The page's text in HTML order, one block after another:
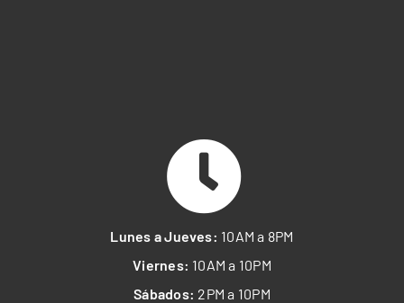
Lunes a Jueves: 10AM a 8PM
Viernes: 10AM a 10PM
Sábados: 2PM a 10PM